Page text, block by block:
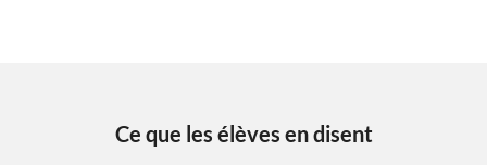
Ce que les élèves en disent